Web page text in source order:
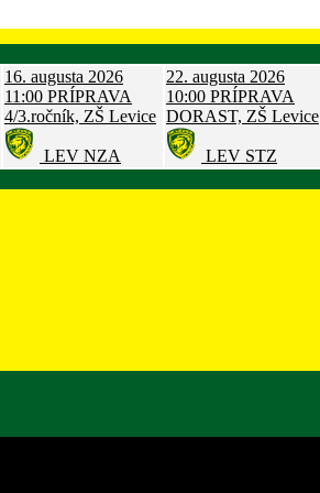
16. augusta 2026
11:00 PRÍPRAVA
4/3.ročník, ZŠ Levice
LEV NZA
22. augusta 2026
10:00 PRÍPRAVA
DORAST, ZŠ Levice
LEV STZ